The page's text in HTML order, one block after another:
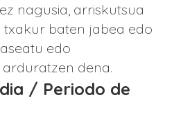
nagusia, arriskutsua
txakur baten jabea edo
edo
dena.
/ Periodo de